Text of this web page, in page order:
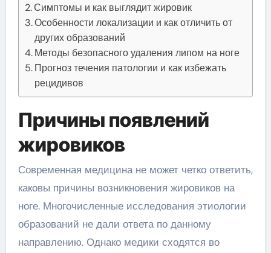
Симптомы и как выглядит жировик
Особенности локализации и как отличить от
других образований
Методы безопасного удаления липом на ноге
Прогноз течения патологии и как избежать
рецидивов
Причины появлений
жировиков
Современная медицина не может четко ответить,
каковы причины возникновения жировиков на
ноге. Многочисленные исследования этиологии
образований не дали ответа по данному
направлению. Однако медики сходятся во